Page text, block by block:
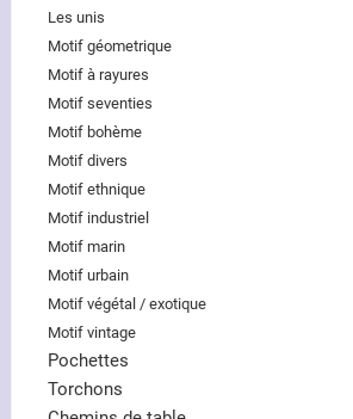
Les unis
Motif géometrique
Motif à rayures
Motif seventies
Motif bohème
Motif divers
Motif ethnique
Motif industriel
Motif marin
Motif urbain
Motif végétal / exotique
Motif vintage
Pochettes
Torchons